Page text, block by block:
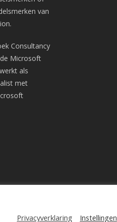
van
.
Consultancy
Microsoft
als
met
Privacyverklaring Instellingen